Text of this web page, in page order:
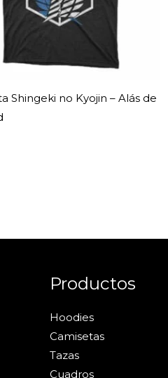
Shingeki no Kyojin – Alás de
Productos
Hoodies
Camisetas
Tazas
Cuadros